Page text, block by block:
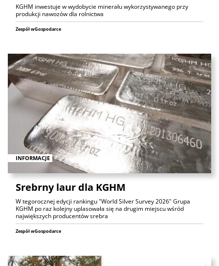
KGHM inwestuje w wydobycie minerału wykorzystywanego przy
produkcji nawozów dla rolnictwa
Zespół wGospodarce
INFORMACJE
Srebrny laur dla KGHM
W tegorocznej edycji rankingu "World Silver Survey 2026" Grupa
KGHM po raz kolejny uplasowała się na drugim miejscu wśród
największych producentów srebra
Zespół wGospodarce